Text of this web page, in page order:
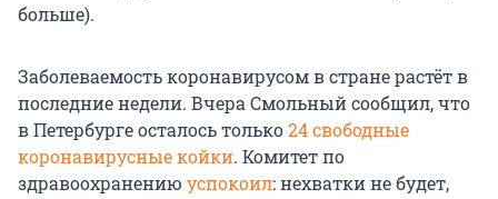
больше).
Заболеваемость коронавирусом в стране растёт в
последние недели. Вчера Смольный сообщил, что
в Петербурге осталось только24 свободные
коронавирусные койки. Комитет по
здравоохранению успокоил: нехватки не будет,